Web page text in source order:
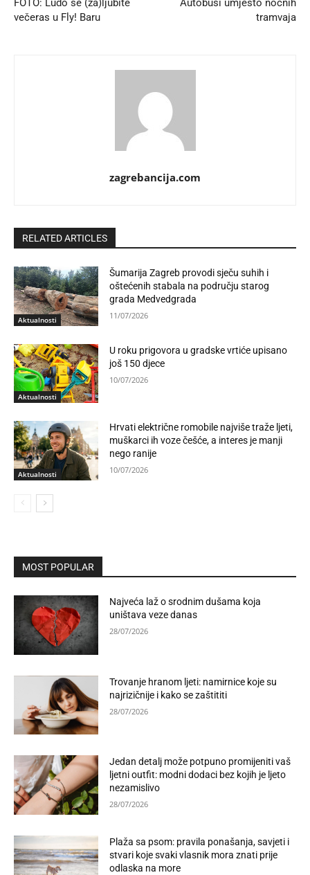
FOTO: Ludo se (za)ljubite
večeras u Fly! Baru
Autobusi umjesto noćnih
tramvaja
zagrebancija.com
RELATED ARTICLES
Aktualnosti
Šumarija Zagreb provodi sječu suhih i
oštećenih stabala na području starog
grada Medvedgrada
11/07/2026
Aktualnosti
U roku prigovora u gradske vrtiće upisano
još 150 djece
10/07/2026
Aktualnosti
Hrvati električne romobile najviše traže ljeti,
muškarci ih voze češće, a interes je manji
nego ranije
10/07/2026
MOST POPULAR
Najveća laž o srodnim dušama koja
uništava veze danas
28/07/2026
Trovanje hranom ljeti: namirnice koje su
najrizičnije i kako se zaštititi
28/07/2026
Jedan detalj može potpuno promijeniti vaš
ljetni outfit: modni dodaci bez kojih je ljeto
nezamislivo
28/07/2026
Plaža sa psom: pravila ponašanja, savjeti i
stvari koje svaki vlasnik mora znati prije
odlaska na more